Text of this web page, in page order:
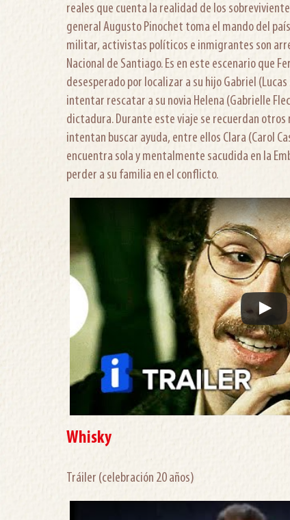
reales que cuenta la realidad de los
general Augusto Pinochet toma el mando del
militar, activistas políticos e inmigrantes son
Nacional de Santiago. Es en este escenario que
desesperado por localizar a su hijo Gabriel
intentar rescatar a su novia Helena (Gabrielle
dictadura. Durante este viaje se recuerdan
intentan buscar ayuda, entre ellos Clara (Carol
encuentra sola y mentalmente sacudida en la
perder a su familia en el conflicto.
Whisky
Tráiler (celebración 20 años)